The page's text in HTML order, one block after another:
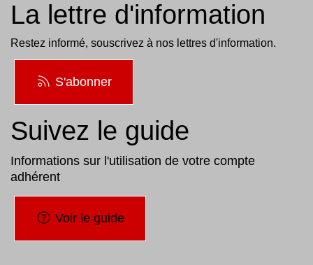
La lettre d'information
Restez informé, souscrivez à nos lettres d'information.
S'abonner
Suivez le guide
Informations sur l'utilisation de votre compte
adhérent
Voir le guide